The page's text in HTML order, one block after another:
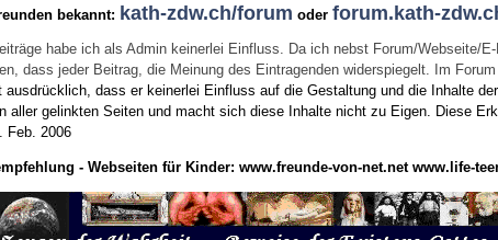
bekannt: kath-zdw.ch/forum oderforum.kath-
habe ich als Admin keinerlei Einfluss. Da ich nebst Forum/Webseite/
dass jeder Beitrag, die Meinung des Eintragenden widerspiegelt. Im
ausdrücklich, dass er keinerlei Einfluss auf die Gestaltung und die Inhalte
gelinkten Seiten und macht sich diese Inhalte nicht zu Eigen. Diese
Feb. 2006
- Webseiten für Kinder: www.freunde-von-net.net www.life-